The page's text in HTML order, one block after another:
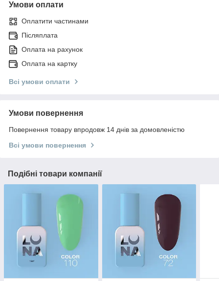
Умови оплати
Оплатити частинами
Післяплата
Оплата на рахунок
Оплата на картку
Всі умови оплати
Умови повернення
Повернення товару впродовж 14 днів за домовленістю
Всі умови повернення
Подібні товари компанії